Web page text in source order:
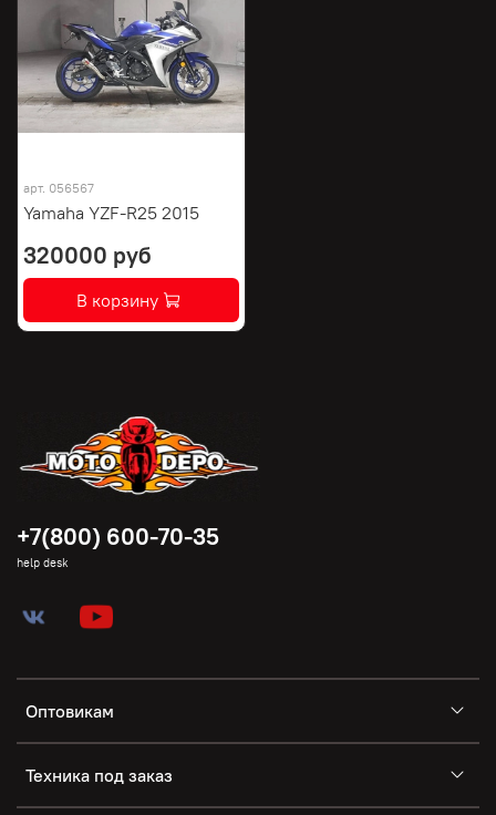
арт. 056567
Yamaha YZF-R25 2015
320000 руб
В корзину
Оптовикам
Техника под заказ
+7(800) 600-70-35
help desk